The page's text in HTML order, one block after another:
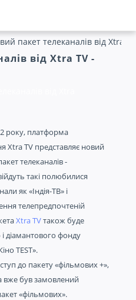
пакет телеканалів від Xtra
від Xtra TV -
року, платформа
Xtra TV представляє новий
телеканалів -
такі полюбилися
як «Індія-ТВ» і
телепредпочтеній
Xtra TVтакож буде
діамантового фонду
TEST».
до пакету «фільмових +»,
вже був замовлений
«фільмових».